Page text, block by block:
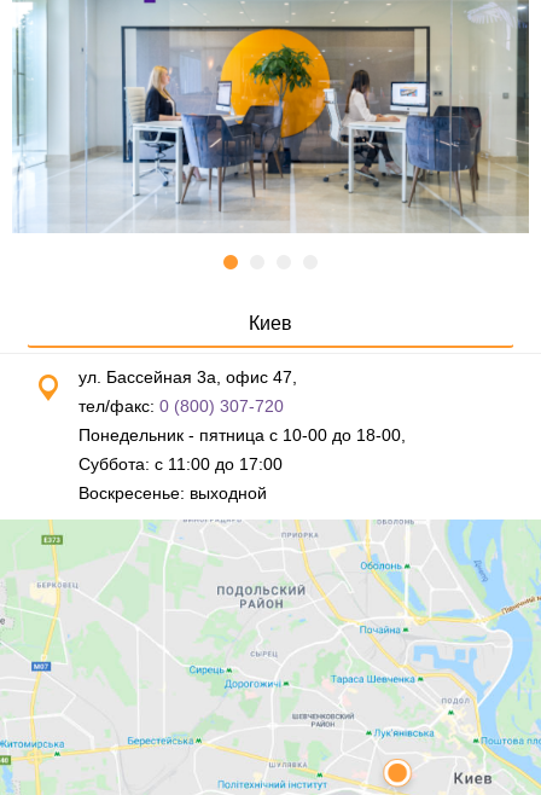
Киев
ул. Бассейная 3а, офис 47,
тел/факс: 0 (800) 307-720
Понедельник - пятница с 10-00 до 18-00,
Суббота: с 11:00 до 17:00
Воскресенье: выходной